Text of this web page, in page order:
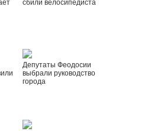
сбили велосипедиста
Депутаты Феодосии
выбрали руководство
города